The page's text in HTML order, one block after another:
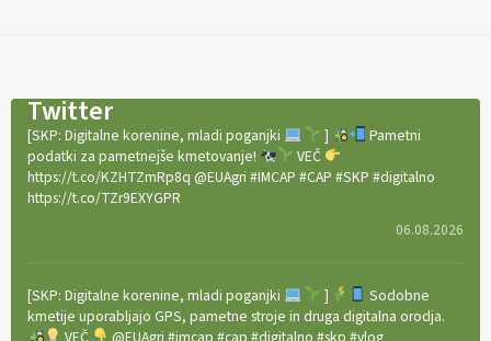
Twitter
[SKP: Digitalne korenine, mladi poganjki ]
Pametni
podatki za pametnejše kmetovanje!
VEČ
https://t.co/KZHTZmRp8q @EUAgri #IMCAP #CAP #SKP #digitalno
https://t.co/TZr9EXYGPR
06.08.2026
[SKP: Digitalne korenine, mladi poganjki ]
Sodobne
kmetije uporabljajo GPS, pametne stroje in druga digitalna orodja.
VEČ
@EUAgri #imcap #cap #digitalno #skp #vlog